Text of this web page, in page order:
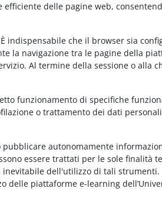
efficiente delle pagine web,
indispensabile che il browser sia
la navigazione tra le pagine della
Al termine della sessione o alla
funzionamento di specifiche
o trattamento dei dati
autonomamente
essere trattati per le sole finalità
inevitabile dell'utilizzo di tali strumenti.
delle piattaforme e-learning